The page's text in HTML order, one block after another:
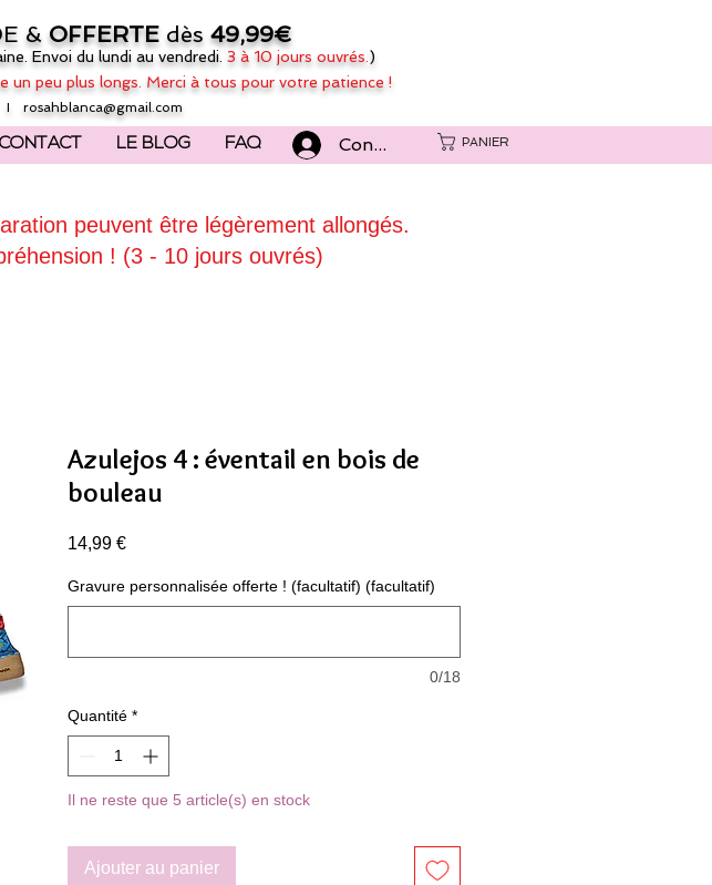
& OFFERTE dès 49,99€
Envoi du lundi au vendredi. 3 à 10 jours ouvrés. )
un peu plus longs. Merci à tous pour votre patience !
I rosahblanca@gmail.com
CONTACT LE BLOG FAQ Connexion PANIER
peuvent être légèrement allongés.
! (3 - 10 jours ouvrés)
Azulejos 4 : éventail en bois de
bouleau
14,99 €Prix
Gravure personnalisée offerte ! (facultatif) (facultatif)
0/18
Quantité *
Il ne reste que 5 article(s) en stock
Ajouter au panier